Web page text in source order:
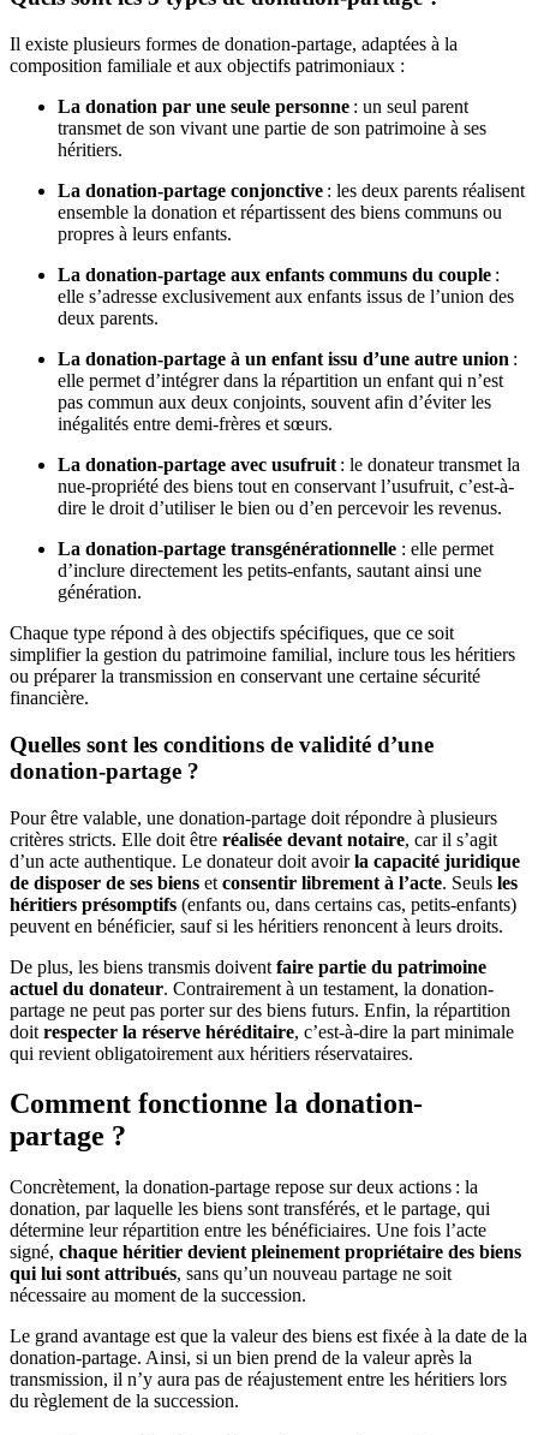
Il existe plusieurs formes de donation-partage, adaptées à la
composition familiale et aux objectifs patrimoniaux :
La donation par une seule personne : un seul parent
transmet de son vivant une partie de son patrimoine à ses
héritiers.
La donation-partage conjonctive : les deux parents réalisent
ensemble la donation et répartissent des biens communs ou
propres à leurs enfants.
La donation-partage aux enfants communs du couple :
elle s’adresse exclusivement aux enfants issus de l’union des
deux parents.
La donation-partage à un enfant issu d’une autre union :
elle permet d’intégrer dans la répartition un enfant qui n’est
pas commun aux deux conjoints, souvent afin d’éviter les
inégalités entre demi-frères et sœurs.
La donation-partage avec usufruit : le donateur transmet la
nue-propriété des biens tout en conservant l’usufruit, c’est-à-
dire le droit d’utiliser le bien ou d’en percevoir les revenus.
La donation-partage transgénérationnelle : elle permet
d’inclure directement les petits-enfants, sautant ainsi une
génération.
Chaque type répond à des objectifs spécifiques, que ce soit
simplifier la gestion du patrimoine familial, inclure tous les héritiers
ou préparer la transmission en conservant une certaine sécurité
financière.
Quelles sont les conditions de validité d’une
donation-partage ?
Pour être valable, une donation-partage doit répondre à plusieurs
critères stricts. Elle doit être réalisée devant notaire, car il s’agit
d’un acte authentique. Le donateur doit avoirla capacité juridique
de disposer de ses biens et consentir librement à l’acte. Seuls les
héritiers présomptifs (enfants ou, dans certains cas, petits-enfants)
peuvent en bénéficier, sauf si les héritiers renoncent à leurs droits.
De plus, les biens transmis doivent faire partie du patrimoine
actuel du donateur. Contrairement à un testament, la donation-
partage ne peut pas porter sur des biens futurs. Enfin, la répartition
doit respecter la réserve héréditaire, c’est-à-dire la part minimale
qui revient obligatoirement aux héritiers réservataires.
Comment fonctionne la donation-
partage ?
Concrètement, la donation-partage repose sur deux actions : la
donation, par laquelle les biens sont transférés, et le partage, qui
détermine leur répartition entre les bénéficiaires. Une fois l’acte
signé, chaque héritier devient pleinement propriétaire des biens
qui lui sont attribués, sans qu’un nouveau partage ne soit
nécessaire au moment de la succession.
Le grand avantage est que la valeur des biens est fixée à la date de la
donation-partage. Ainsi, si un bien prend de la valeur après la
transmission, il n’y aura pas de réajustement entre les héritiers lors
du règlement de la succession.